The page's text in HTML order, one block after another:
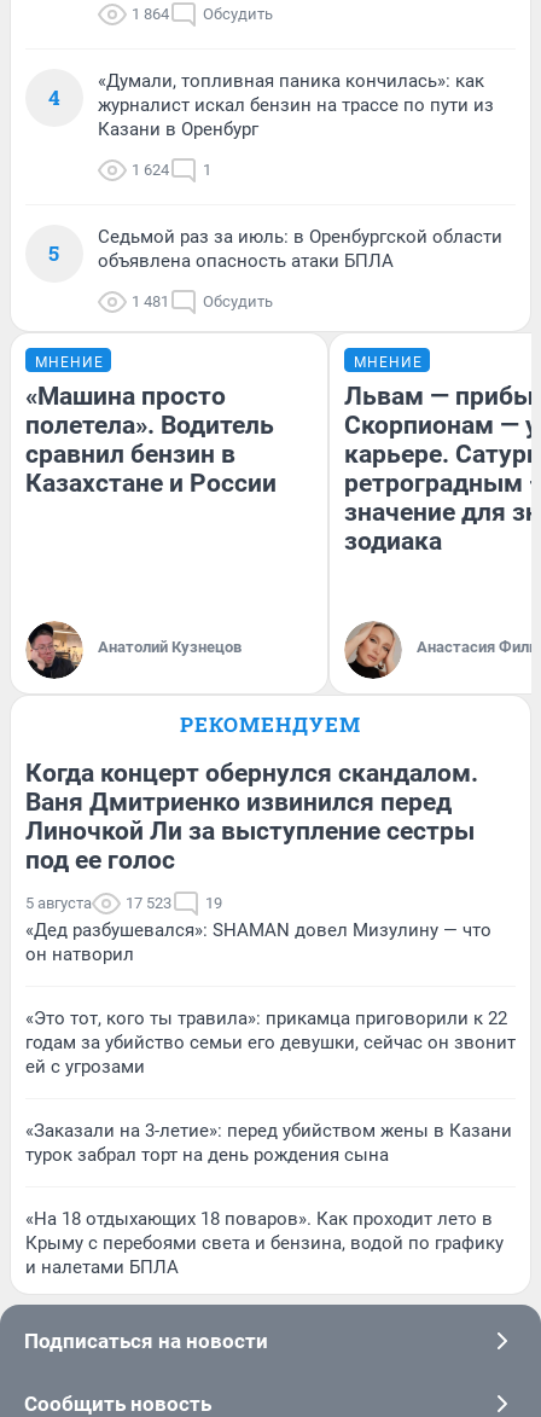
1 864 Обсудить
4
«Думали, топливная паника кончилась»: как
журналист искал бензин на трассе по пути из
Казани в Оренбург
1 624 1
5
Седьмой раз за июль: в Оренбургской области
объявлена опасность атаки БПЛА
1 481 Обсудить
МНЕНИЕ
«Машина просто
полетела». Водитель
сравнил бензин в
Казахстане и России
Анатолий Кузнецов
МНЕНИЕ
Львам —
Скорпионам —
карьере.
ретроградным
значение для
зодиака
Анастасия
РЕКОМЕНДУЕМ
Когда концерт обернулся скандалом.
Ваня Дмитриенко извинился перед
Линочкой Ли за выступление сестры
под ее голос
5 августа 17 523 19
«Дед разбушевался»: SHAMAN довел Мизулину — что
он натворил
«Это тот, кого ты травила»: прикамца приговорили к 22
годам за убийство семьи его девушки, сейчас он звонит
ей с угрозами
«Заказали на 3-летие»: перед убийством жены в Казани
турок забрал торт на день рождения сына
«На 18 отдыхающих 18 поваров». Как проходит лето в
Крыму с перебоями света и бензина, водой по графику
и налетами БПЛА
Подписаться на новости
Сообщить новость